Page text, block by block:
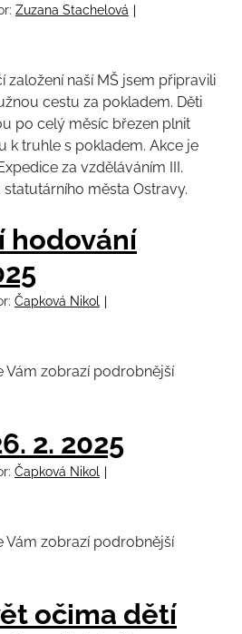
Zuzana Stachelová
založení naší MŠ jsem připravili
cestu za pokladem. Děti
po celý měsíc březen plnit
k truhle s pokladem. Akce je
za vzděláváním III.
města Ostravy.
hodování
Čapková Nikol
Vám zobrazí podrobnější
2. 2025
Čapková Nikol
Vám zobrazí podrobnější
očima dětí